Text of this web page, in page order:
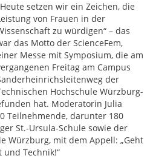
setzen wir ein Zeichen, die
von Frauen in der
zu würdigen“ – das
das Motto der ScienceFem,
Messe mit Symposium, die am
Freitag am Campus
der
Hochschule Würzburg-
hat. Moderatorin Julia
Teilnehmende, darunter 180
St.-Ursula-Schule sowie der
Würzburg, mit dem Appell: „Geht
und Technik!“